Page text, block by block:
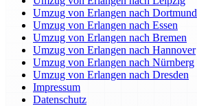
Umzug von Erlangen nach Dortmund
Umzug von Erlangen nach Essen
Umzug von Erlangen nach Bremen
Umzug von Erlangen nach Hannover
Umzug von Erlangen nach Nürnberg
Umzug von Erlangen nach Dresden
Impressum
Datenschutz